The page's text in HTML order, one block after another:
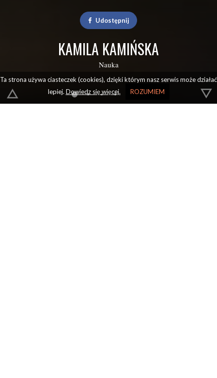
Udostępnij
KAMILA KAMIŃSKA
Nauka
Ta strona używa ciasteczek (cookies), dzięki którym nasz serwis może działać
lepiej. Dowiedz się więcej. ROZUMIEM